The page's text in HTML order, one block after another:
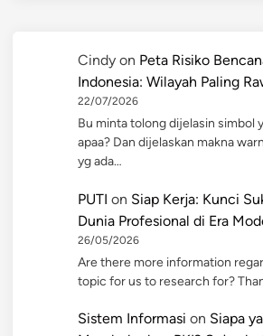
Cindy on Peta Risiko
Indonesia: Wilayah Paling
22/07/2026
Bu minta tolong dijelasin simbol
apaa? Dan dijelaskan makna
yg ada…
PUTI on Siap Kerja: Kunci
Dunia Profesional di Era
26/05/2026
Are there more information
topic for us to research for?
Sistem Informasi on Siapa